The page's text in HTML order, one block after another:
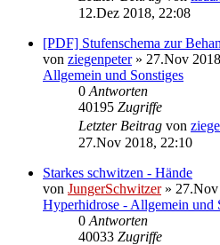
12.Dez 2018, 22:08
[PDF] Stufenschema zur
von ziegenpeter» 27.Nov
Allgemein und Sonstiges
0 Antworten
40195 Zugriffe
Letzter Beitrag von
27.Nov 2018, 22:10
Starkes schwitzen - Hände
von JungerSchwitzer»
Hyperhidrose - Allgemein und
0 Antworten
40033 Zugriffe